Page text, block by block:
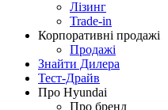
Лізинг
Trade-in
Корпоративні продажі
Продажі
Знайти Дилера
Тест-Драйв
Про Hyundai
Про бренд